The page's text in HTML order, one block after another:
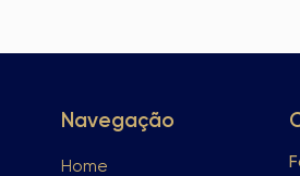
Navegação
Home